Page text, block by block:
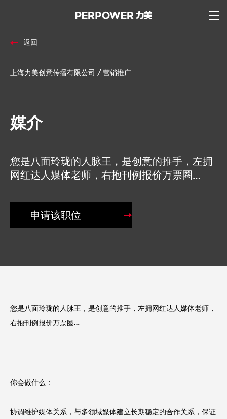
返回
上海力美创意传播有限公司 / 营销推广
媒介
您是八面玲珑的人脉王，是创意的推手，左拥
网红达人媒体老师，右抱刊例报价万票圈…
申请该职位
您是八面玲珑的人脉王，是创意的推手，左拥网红达人媒体老师，
右抱刊例报价万票圈…
你会做什么：
协调维护媒体关系，与多领域媒体建立长期稳定的合作关系，保证